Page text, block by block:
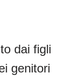
dai figli
genitori